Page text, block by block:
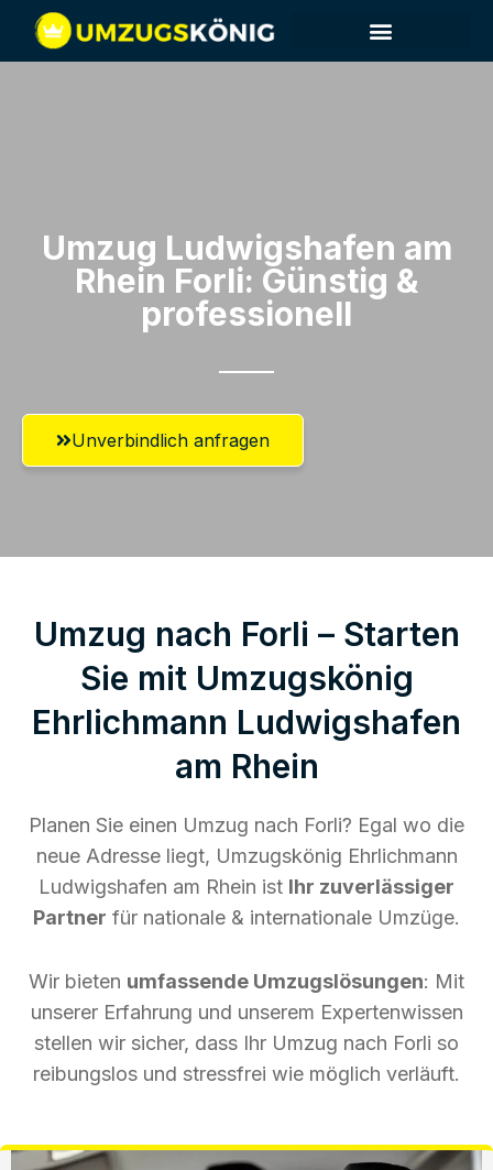
Umzug Ludwigshafen am
Rhein​ Forli: Günstig &
professionell​
Unverbindlich anfragen
Umzug nach Forli – Starten
Sie mit Umzugskönig
Ehrlichmann Ludwigshafen
am Rhein
Planen Sie einen Umzug nach Forli? Egal wo die
neue Adresse liegt, Umzugskönig Ehrlichmann
Ludwigshafen am Rhein ist Ihr zuverlässiger
Partner für nationale & internationale Umzüge.
Wir bieten umfassende Umzugslösungen: Mit
unserer Erfahrung und unserem Expertenwissen
stellen wir sicher, dass Ihr Umzug nach Forli so
reibungslos und stressfrei wie möglich verläuft.